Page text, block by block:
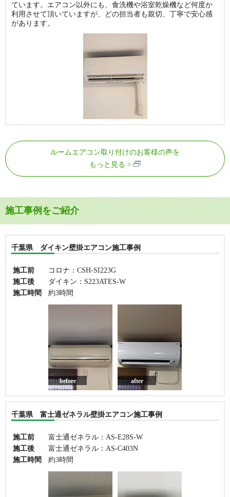
ています。エアコン以外にも、食洗機や浴室乾燥機など何度か
利用させて頂いていますが、どの担当者も親切、丁寧で安心感
があります。
ルームエアコン取り付けのお客様の声を
もっと見る
施工事例をご紹介
千葉県 ダイキン壁掛エアコン施工事例
施工前
コロナ：CSH-SI223G
施工後
ダイキン：S223ATES-W
施工時間
約3時間
before after
千葉県 富士通ゼネラル壁掛エアコン施工事例
施工前
富士通ゼネラル：AS-E28S-W
施工後
富士通ゼネラル：AS-C403N
施工時間
約3時間